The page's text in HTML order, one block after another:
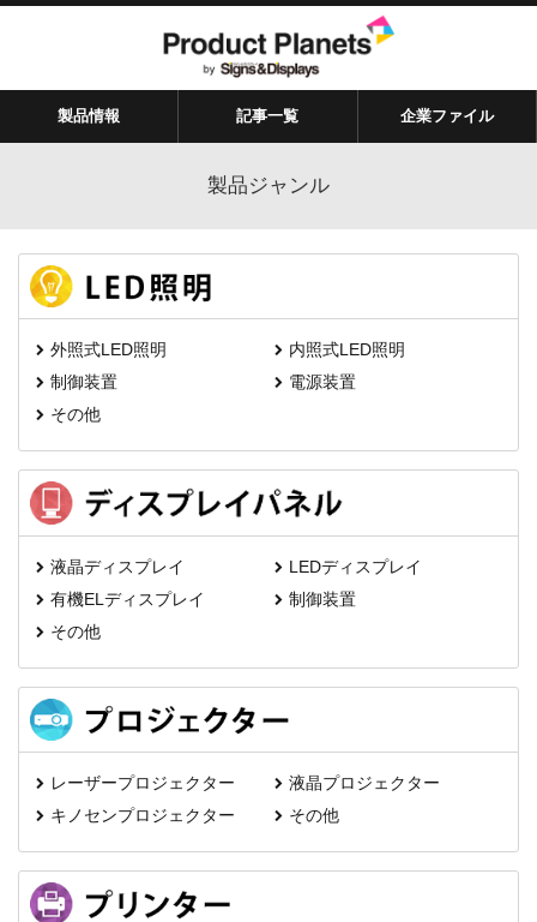
製品情報 記事一覧 企業ファイル
製品ジャンル
外照式LED照明
内照式LED照明
制御装置
電源装置
その他
液晶ディスプレイ
LEDディスプレイ
有機ELディスプレイ
制御装置
その他
レーザープロジェクター
液晶プロジェクター
キノセンプロジェクター
その他